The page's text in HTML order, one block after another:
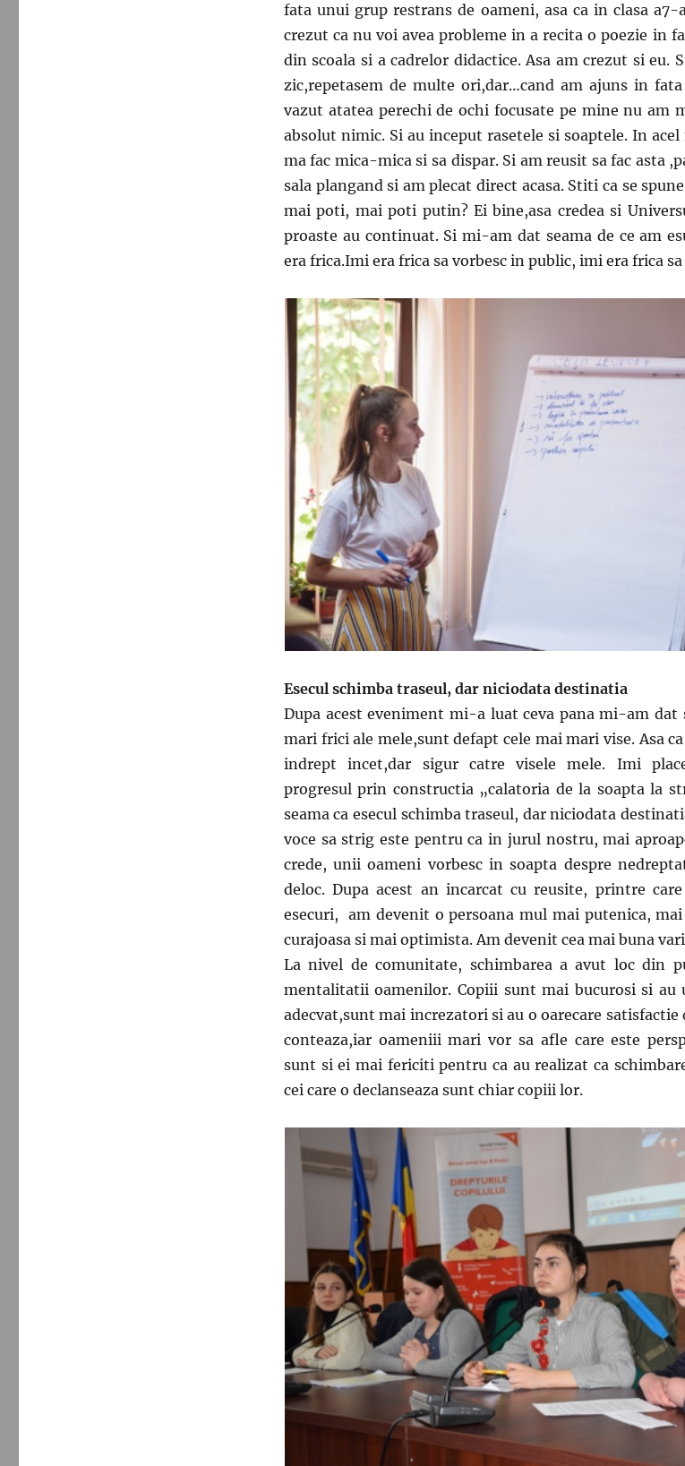
fata unui grup restrans de oameni, asa ca in clasa
crezut ca nu voi avea probleme in a recita o poezie in
din scoala si a cadrelor didactice. Asa am crezut si eu.
zic,repetasem de multe ori,dar…cand am ajuns in
vazut atatea perechi de ochi focusate pe mine nu am
absolut nimic. Si au inceput rasetele si soaptele. In
ma fac mica-mica si sa dispar. Si am reusit sa fac asta
sala plangand si am plecat direct acasa. Stiti ca se
mai poti, mai poti putin? Ei bine,asa credea si
proaste au continuat. Si mi-am dat seama de ce am
era frica.Imi era frica sa vorbesc in public, imi era frica sa
Esecul schimba traseul, dar niciodata destinatia
Dupa acest eveniment mi-a luat ceva pana mi-am dat
mari frici ale mele,sunt defapt cele mai mari vise. Asa
indrept incet,dar sigur catre visele mele. Imi
progresul prin constructia „calatoria de la soapta la
seama ca esecul schimba traseul, dar niciodata
voce sa strig este pentru ca in jurul nostru, mai
crede, unii oameni vorbesc in soapta despre
deloc. Dupa acest an incarcat cu reusite, printre
esecuri, am devenit o persoana mul mai putenica,
curajoasa si mai optimista. Am devenit cea mai buna
La nivel de comunitate, schimbarea a avut loc din
mentalitatii oamenilor. Copiii sunt mai bucurosi si au
adecvat,sunt mai increzatori si au o oarecare satisfactie
conteaza,iar oameniii mari vor sa afle care este
sunt si ei mai fericiti pentru ca au realizat ca
cei care o declanseaza sunt chiar copiii lor.